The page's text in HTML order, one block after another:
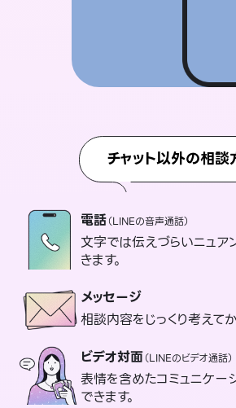
チャット以外の相談
電話（LINEの音声通話）
文字では伝えづらいニュア
きます。
メッセージ
相談内容をじっくり考えて
ビデオ対面（LINEのビデオ通話）
表情を含めたコミュニケー
できます。